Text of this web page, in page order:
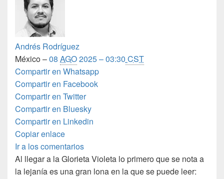
Andrés Rodríguez
México –08 AGO2025 – 03:30 CST
Compartir en Whatsapp
Compartir en Facebook
Compartir en Twitter
Compartir en Bluesky
Compartir en Linkedin
Copiar enlace
Ir a los comentarios
Al llegar a la Glorieta Violeta lo primero que se nota a
la lejanía es una gran lona en la que se puede leer: